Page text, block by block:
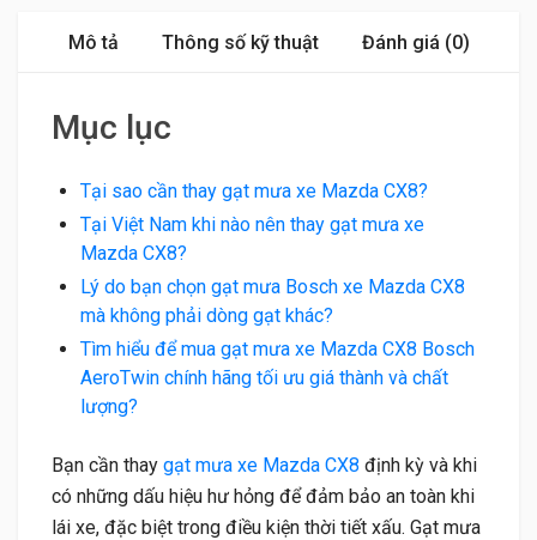
Mô tả Thông số kỹ thuật Đánh giá (0)
Mục lục
Tại sao cần thay gạt mưa xe Mazda CX8?
Tại Việt Nam khi nào nên thay gạt mưa xe
Mazda CX8?
Lý do bạn chọn gạt mưa Bosch xe Mazda CX8
mà không phải dòng gạt khác?
Tìm hiểu để mua gạt mưa xe Mazda CX8 Bosch
AeroTwin chính hãng tối ưu giá thành và chất
lượng?
Bạn cần thay gạt mưa xe Mazda CX8 định kỳ và khi
có những dấu hiệu hư hỏng để đảm bảo an toàn khi
lái xe, đặc biệt trong điều kiện thời tiết xấu. Gạt mưa